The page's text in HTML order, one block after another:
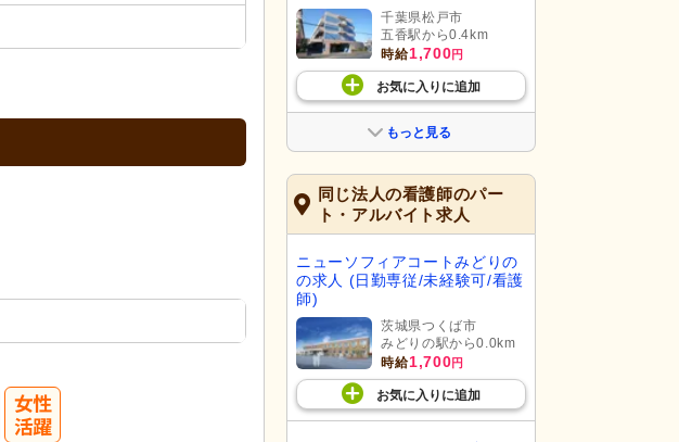
千葉県松戸市
五香駅から0.4km
時給1,700円
お気に入り に追加
もっと見る
同じ法人の看護師のパー
ト・アルバイト求人
ニューソフィアコートみどりの
の求人 (日勤専従/未経験可/看護
師)
茨城県つくば市
みどりの駅から0.0km
時給1,700円
お気に入り に追加